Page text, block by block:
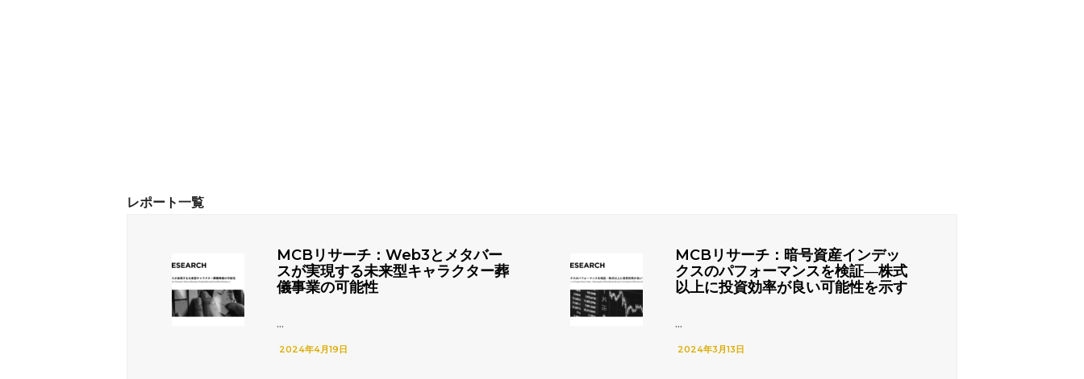
MCBリサーチ：Web3とメタバー
スが実現する未来型キャラクター葬
儀事業の可能性
...
2024年4月19日
MCBリサーチ：暗号資産インデッ
クスのパフォーマンスを検証―株式
以上に投資効率が良い可能性を示す
...
2024年3月13日